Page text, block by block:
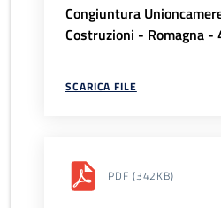
Congiuntura
Costruzioni - Romagna
SCARICA FILE
PDF (342KB)